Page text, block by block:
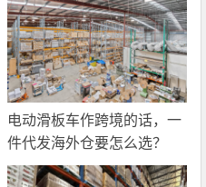
电动滑板车作跨境的话，一
件代发海外仓要怎么选？